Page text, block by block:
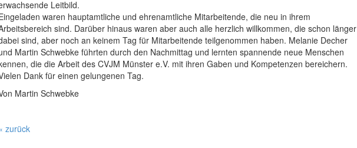
Leitbild.
waren hauptamtliche und ehrenamtliche Mitarbeitende, die neu in ihrem
sind. Darüber hinaus waren aber auch alle herzlich willkommen, die schon länger
sind, aber noch an keinem Tag für Mitarbeitende teilgenommen haben. Melanie Decher
Martin Schwebke führten durch den Nachmittag und lernten spannende neue Menschen
die die Arbeit des CVJM Münster e.V. mit ihren Gaben und Kompetenzen bereichern.
Dank für einen gelungenen Tag.
Martin Schwebke
zurück